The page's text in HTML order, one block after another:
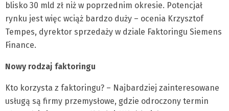
blisko 30 mld zł niż w poprzednim okresie. Potencjał
rynku jest więc wciąż bardzo duży – ocenia Krzysztof
Tempes, dyrektor sprzedaży w dziale Faktoringu Siemens
Finance.
Nowy rodzaj faktoringu
Kto korzysta z faktoringu? – Najbardziej zainteresowane
usługą są firmy przemysłowe, gdzie odroczony termin